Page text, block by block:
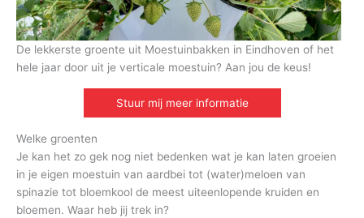
De lekkerste groente uit Moestuinbakken in Eindhoven of het
hele jaar door uit je verticale moestuin? Aan jou de keus!
Stuur mij meer informatie
Welke groenten
Je kan het zo gek nog niet bedenken wat je kan laten groeien
in je eigen moestuin van aardbei tot (water)meloen van
spinazie tot bloemkool de meest uiteenlopende kruiden en
bloemen. Waar heb jij trek in?